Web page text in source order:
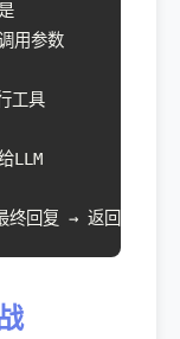
用参数
工具
LLM
回复 → 返回用户